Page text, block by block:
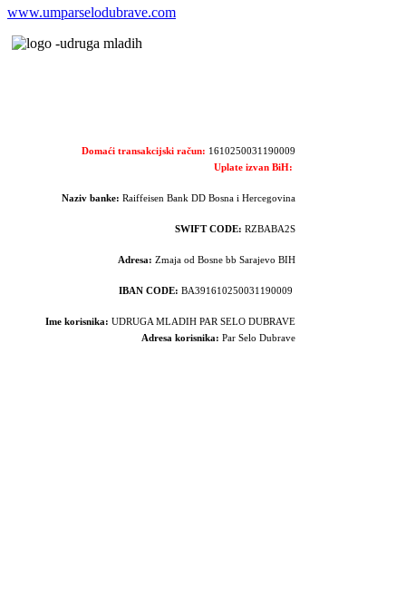
www.umparselodubrave.com
Domaći transakcijski račun: 1610250031190009
Uplate izvan BiH:
Naziv banke: Raiffeisen Bank DD Bosna i Hercegovina
SWIFT CODE: RZBABA2S
Adresa:Zmaja od Bosne bb Sarajevo BIH
IBAN CODE: BA391610250031190009
Ime korisnika: UDRUGA MLADIH PAR SELO DUBRAVE
Adresa korisnika: Par Selo Dubrave